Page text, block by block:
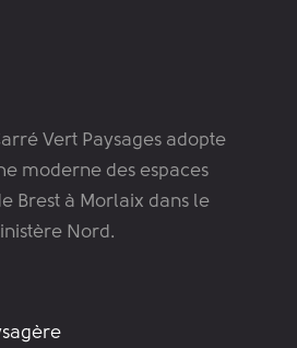
Vert Paysages adopte
moderne des espaces
Brest à Morlaix dans le
Nord.
o
k
r